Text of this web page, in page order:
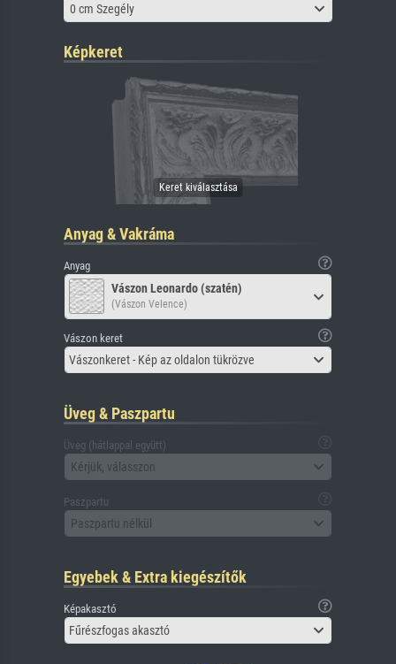
0 cm Szegély
Képkeret
Anyag & Vakráma
Anyag
Vászon Leonardo (szatén)
(Vászon Velence)
Vászon keret
Vászonkeret - Kép az oldalon tükrözve
Üveg & Paszpartu
Üveg (hátlappal együtt)
Kérjük, válasszon
Paszpartu
Paszpartu nélkül
Egyebek & Extra kiegészítők
Képakasztó
Fűrészfogas akasztó